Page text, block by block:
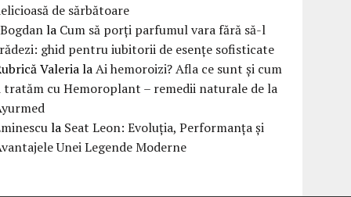
de sărbătoare
la Cum să porți parfumul vara fără să-l
ghid pentru iubitorii de esențe sofisticate
ValerialaAi hemoroizi? Afla ce sunt și cum
tratăm cu Hemoroplant – remedii naturale de la
la Seat Leon: Evoluția, Performanța și
Unei Legende Moderne